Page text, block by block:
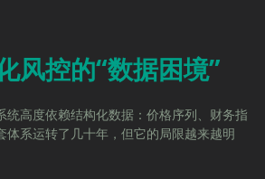
风控的“数据困境”
统高度依赖结构化数据：价格序列、财务指
体系运转了几十年，但它的局限越来越明